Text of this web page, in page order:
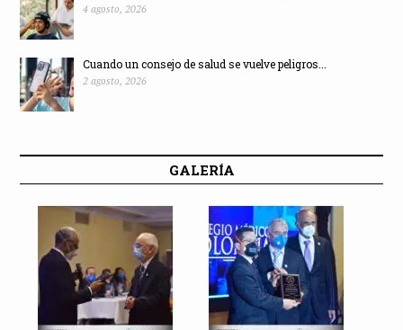
4 agosto, 2026
Cuando un consejo de salud se vuelve peligros...
2 agosto, 2026
GALERÍA